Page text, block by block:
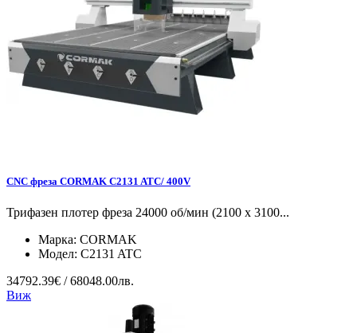
CNC фреза CORMAK C2131 ATC/ 400V
Трифазен плотер фреза 24000 об/мин (2100 x 3100...
Марка: CORMAK
Модел: C2131 ATC
34792.39€ / 68048.00лв.
Виж